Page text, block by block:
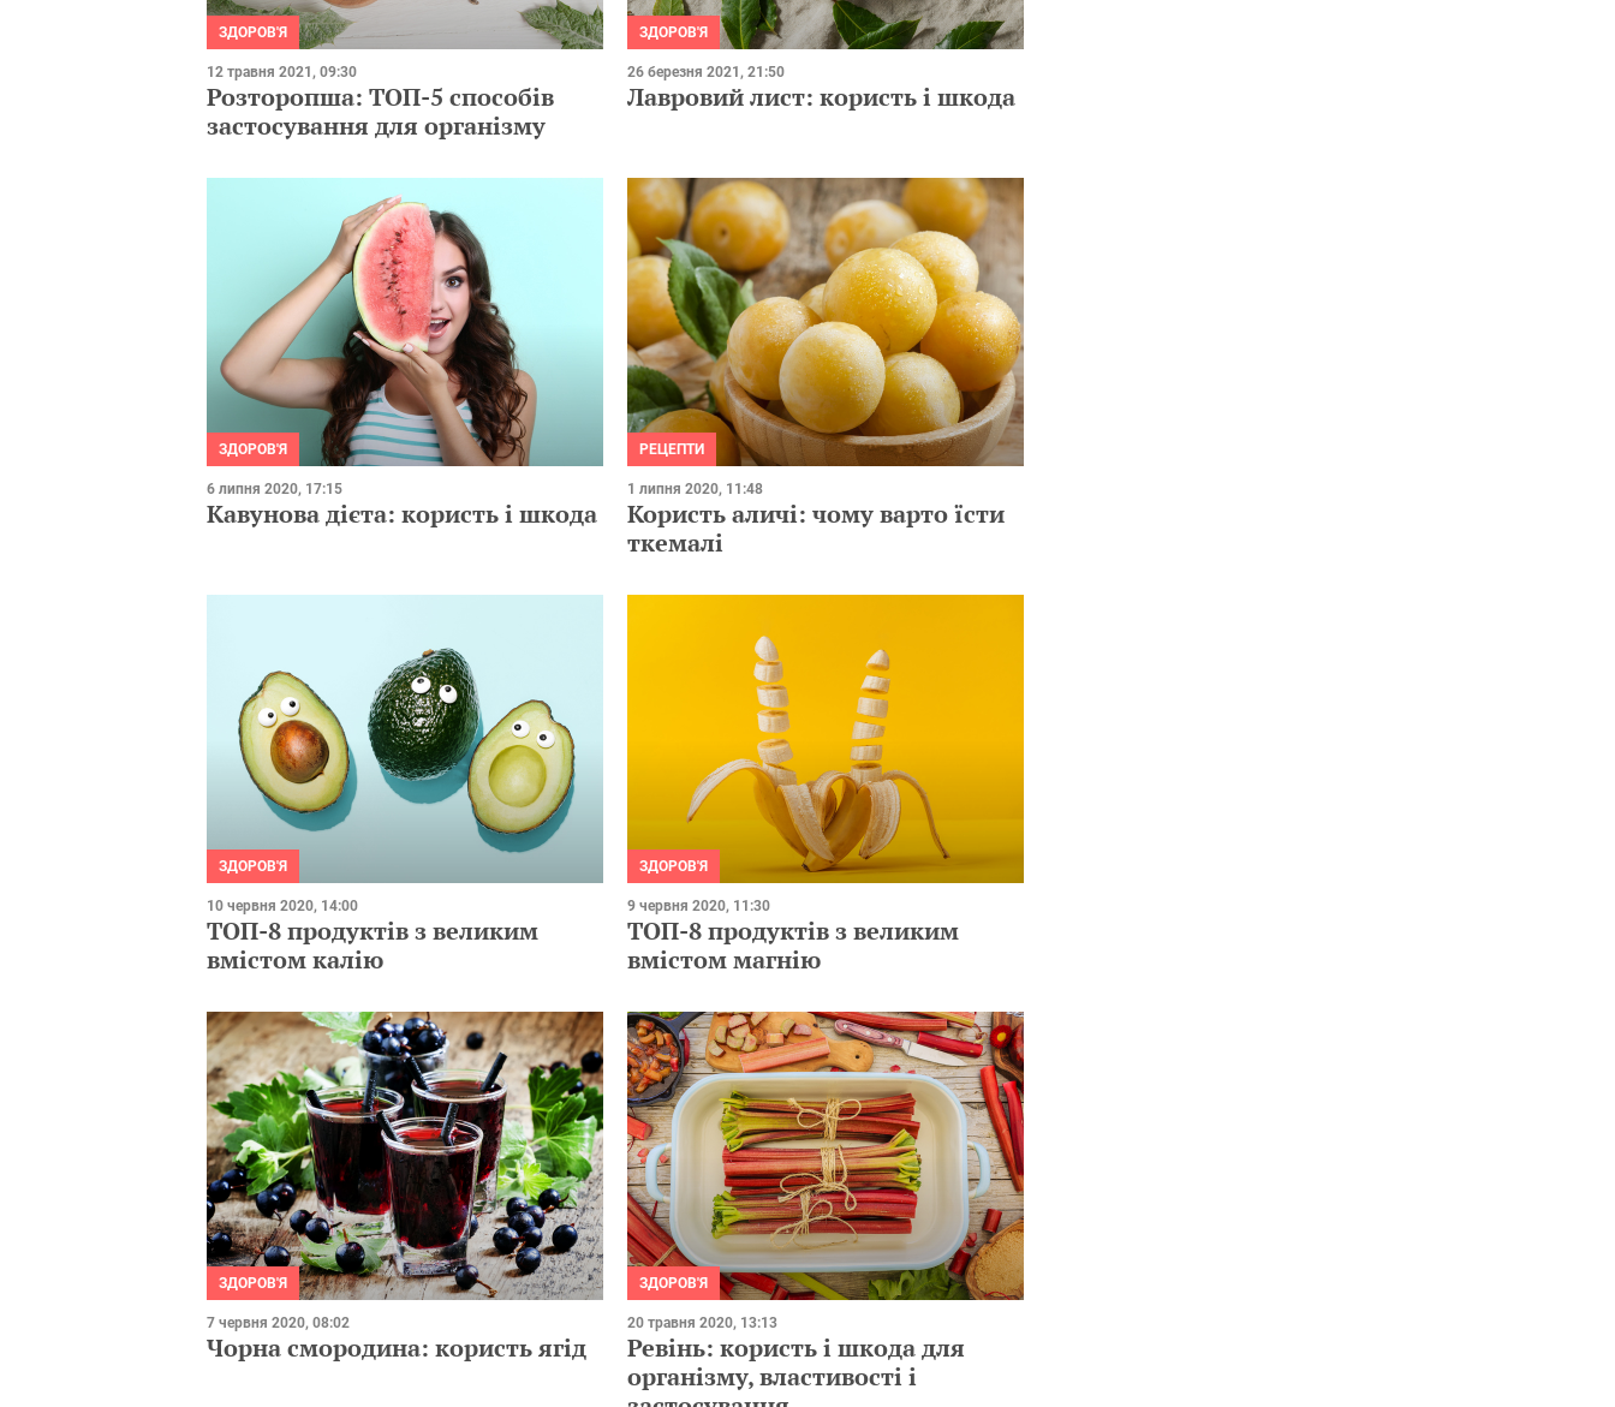
ЗДОРОВ'Я
12 травня 2021, 09:30
Розторопша: ТОП-5 способів
застосування для організму
ЗДОРОВ'Я
26 березня 2021, 21:50
Лавровий лист: користь і шкода
ЗДОРОВ'Я
6 липня 2020, 17:15
Кавунова дієта: користь і шкода
РЕЦЕПТИ
1 липня 2020, 11:48
Користь аличі: чому варто їсти
ткемалі
ЗДОРОВ'Я
10 червня 2020, 14:00
ТОП-8 продуктів з великим
вмістом калію
ЗДОРОВ'Я
9 червня 2020, 11:30
ТОП-8 продуктів з великим
вмістом магнію
ЗДОРОВ'Я
7 червня 2020, 08:02
Чорна смородина: користь ягід
ЗДОРОВ'Я
20 травня 2020, 13:13
Ревінь: користь і шкода для
організму, властивості і